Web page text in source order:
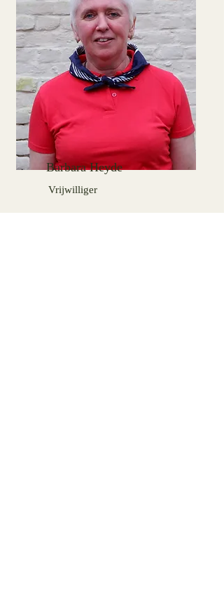
Barbara Heyde
Vrijwilliger